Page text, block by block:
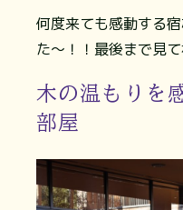
何度来ても感動する
た〜！！最後まで見て
木の温もりを
部屋